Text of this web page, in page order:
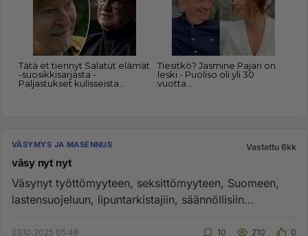
VÄSYMYS JA MASENNUS Vastattu 6kk
väsy nyt nyt
Väsynyt työttömyyteen, seksittömyyteen, Suomeen,
lastensuojeluun, lipuntarkistajiin, säännöllisiin
23.10.2025 05:48 10 210 0